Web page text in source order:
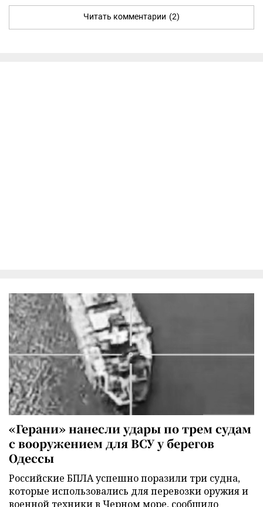
Читать комментарии (2)
«Герани» нанесли удары по трем судам
с вооружением для ВСУ у берегов
Одессы
Российские БПЛА успешно поразили три судна,
которые использовались для перевозки оружия и
военной техники в Черном море, сообщило